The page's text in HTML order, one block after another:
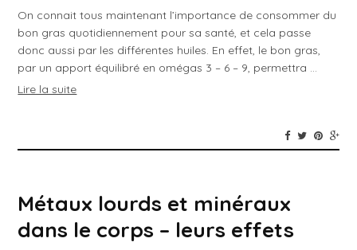
On connait tous maintenant l’importance de consommer du
bon gras quotidiennement pour sa santé, et cela passe
donc aussi par les différentes huiles. En effet, le bon gras,
par un apport équilibré en omégas 3 – 6 – 9, permettra …
Lire la suite
Métaux lourds et minéraux
dans le corps – leurs effets